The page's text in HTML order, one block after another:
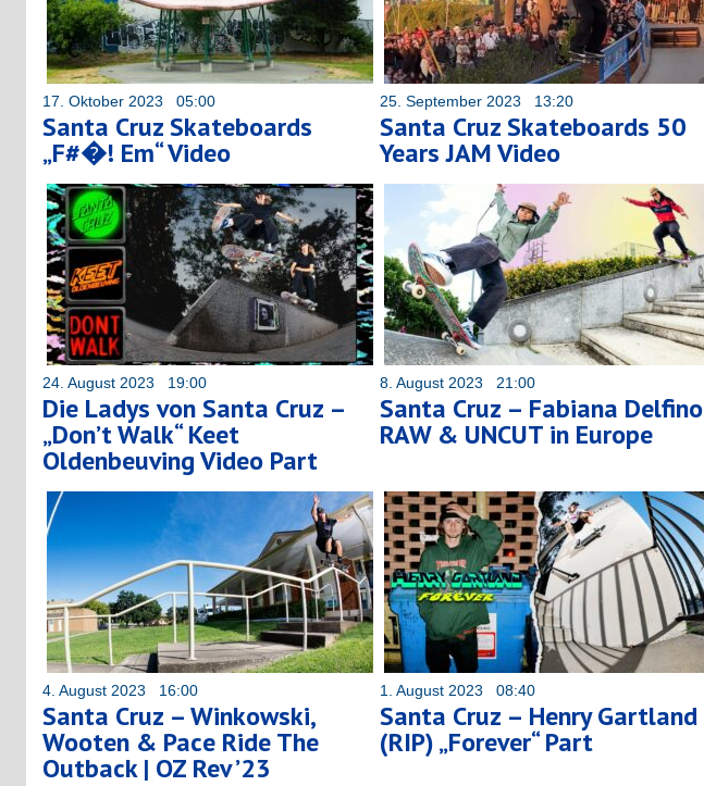
17. Oktober 2023 05:00
Santa Cruz Skateboards
„F#�! Em“ Video
25. September 2023 13:20
Santa Cruz Skateboards 50
Years JAM Video
24. August 2023 19:00
Die Ladys von Santa Cruz –
„Don’t Walk“ Keet
Oldenbeuving Video Part
8. August 2023 21:00
Santa Cruz – Fabiana Delfino
RAW & UNCUT in Europe
4. August 2023 16:00
Santa Cruz – Winkowski,
Wooten & Pace Ride The
Outback | OZ Rev ’23
1. August 2023 08:40
Santa Cruz – Henry Gartland
(RIP) „Forever“ Part